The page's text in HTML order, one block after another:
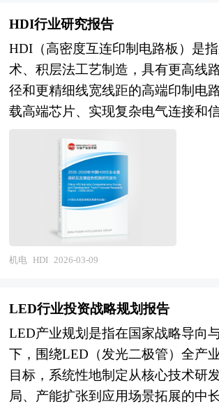
质化竞争与价格战压缩企业盈利空
构性短缺与跨学科复合型人才匮乏
与此同时，人工智能大模型突破、
成熟及制造业数字化转型加速，正
路线与竞争格局，战略机遇窗口期
智能+行动双重驱动下，呈现三大演
智能化与自主化成为核心竞争力，
态感知及认知决策技术突破，机器
程序"向"理解环境、自主决策、协
人形机器人在工业制造、商业服务
用示范推广，产业从"自动化工具"向
的工业场景向与人共享的工作空间
企业及多品种小批量生产的机器人
产业从"大型车企专属"向"千行百业
是生态构建与产业融合深度拓展，
系统与开发者社区繁荣，机器人即
机器人行业的整体发展动态，对行
人产品生产企业、经销商、行业管
入该行业的投资者具有重要的参考
我国特种机器人行业发展规律、提
率、促进企业的发展壮大有学术和
HDI行业研究报告
HDI（高密度互连印制电路板）是
术、积层法工艺制造，具有更高线
径和更精细线宽线距的高端印制电
载高端芯片、实现复杂电气连接和
技术金字塔的顶端，其技术演进与
动终端、汽车电子、AI算力等下游
求深度耦合，层数从常规的一阶、
连（Any Layer）、类载板（SLP）
线距向50微米以下微细化发展。作
的基础性、战略性材料，HDI行业的
工智能等前沿领域的硬件创新能力
当前，我国HDI产业正处于技术追
行的关键阶段，国产替代与高端突
产业规模方面，我国已成为全球最
国，HDI产能占比持续提升，但在
机电 HDI 2026-03-09
LED行业投资战略规划报告
LED产业规划是指在国家战略导向
下，围绕LED（发光二极管）全产
目标，系统性地制定从核心技术研
局、产能扩张到应用场景拓展的中